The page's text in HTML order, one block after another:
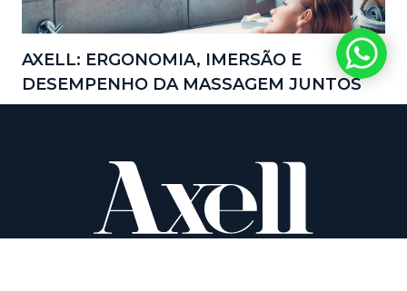
AXELL: ERGONOMIA, IMERSÃO E
DESEMPENHO DA MASSAGEM JUNTOS